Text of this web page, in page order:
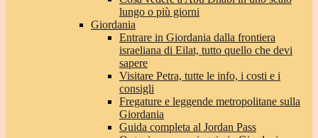
lungo o più giorni
Giordania
Entrare in Giordania dalla frontiera
israeliana di Eilat, tutto quello che devi
sapere
Visitare Petra, tutte le info, i costi e i
consigli
Fregature e leggende metropolitane sulla
Giordania
Guida completa al Jordan Pass